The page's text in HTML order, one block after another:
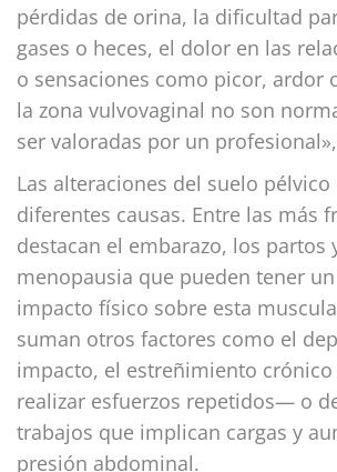
pérdidas de orina, la dificultad
gases o heces, el dolor en las
o sensaciones como picor, ardor
la zona vulvovaginal no son
ser valoradas por un
Las alteraciones del suelo
diferentes causas. Entre las más
destacan el embarazo, los partos
menopausia que pueden tener
impacto físico sobre esta
suman otros factores como el
impacto, el estreñimiento
realizar esfuerzos repetidos— o
trabajos que implican cargas y
presión abdominal.